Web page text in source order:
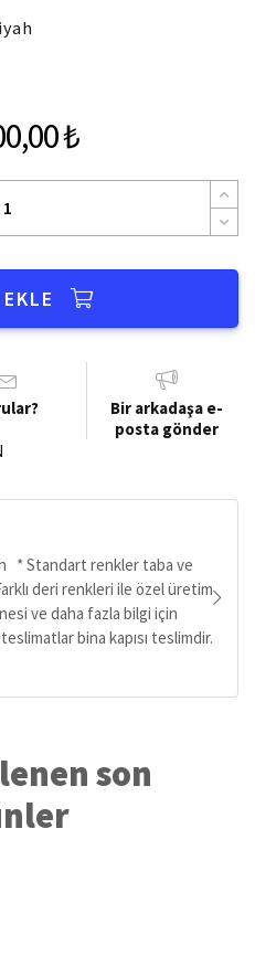
₺
Bir arkadaşa e-
posta gönder
* Standart renkler taba ve
deri renkleri ile özel üretim
ve daha fazla bilgi için
bina kapısı teslimdir.
son